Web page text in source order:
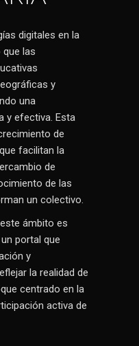
digitales en la
las
y
una
y efectiva. Esta
de
facilitan la
de
de las
un colectivo.
ámbito es
un portal que
y
la realidad de
centrado en la
activa de